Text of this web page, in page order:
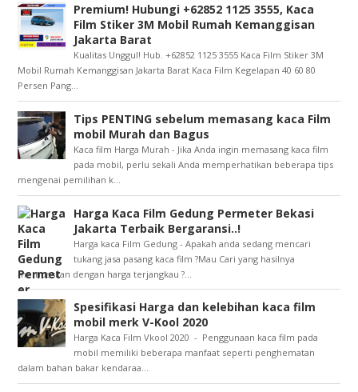
Premium! Hubungi +62852 1125 3555, Kaca
Film Stiker 3M Mobil Rumah Kemanggisan
Jakarta Barat
Kualitas Unggul! Hub. +62852 1125 3555 Kaca Film Stiker 3M
Mobil Rumah Kemanggisan Jakarta Barat Kaca Film Kegelapan 40 60 80
Persen Pang...
Tips PENTING sebelum memasang kaca Film
mobil Murah dan Bagus
Kaca film Harga Murah - Jika Anda ingin memasang kaca film
pada mobil, perlu sekali Anda memperhatikan beberapa tips
mengenai pemilihan k...
Harga Kaca Film Gedung Permeter Bekasi
Jakarta Terbaik Bergaransi..!
Harga kaca Film Gedung - Apakah anda sedang mencari
tukang jasa pasang kaca film ?Mau Cari yang hasilnya
memuaskan dengan harga terjangkau ?...
Spesifikasi Harga dan kelebihan kaca film
mobil merk V-Kool 2020
Harga Kaca Film Vkool 2020 - Penggunaan kaca film pada
mobil memiliki beberapa manfaat seperti penghematan
dalam bahan bakar kendaraa...